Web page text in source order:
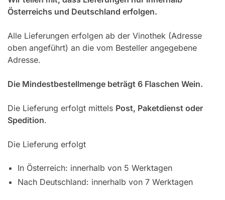
Österreichs und Deutschland erfolgen.
Alle Lieferungen erfolgen ab der Vinothek (Adresse
oben angeführt) an die vom Besteller angegebene
Adresse.
Die Mindestbestellmenge beträgt 6 Flaschen Wein.
Die Lieferung erfolgt mittels Post, Paketdienst oder
Spedition.
Die Lieferung erfolgt
In Österreich: innerhalb von 5 Werktagen
Nach Deutschland: innerhalb von 7 Werktagen